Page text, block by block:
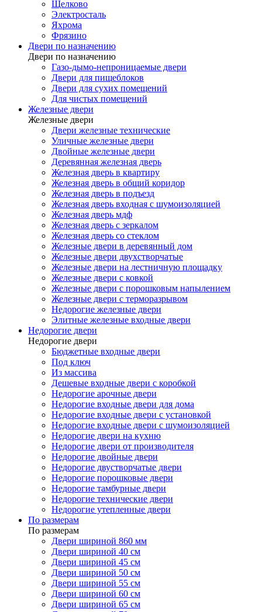
Щелково
Электросталь
Яхрома
Фрязино
Двери по назначению
Двери по назначению
Газо-дымо-непроницаемые двери
Двери для пищеблоков
Двери для сухих помещений
Для чистых помещений
Железные двери
Железные двери
Двери железные технические
Уличные железные двери
Двойные железные двери
Деревянная железная дверь
Железная дверь в квартиру
Железная дверь в общий коридор
Железная дверь в подъезд
Железная дверь входная с шумоизоляцией
Железная дверь мдф
Железная дверь с зеркалом
Железная дверь со стеклом
Железные двери в деревянный дом
Железные двери двухстворчатые
Железные двери на лестничную площадку
Железные двери с ковкой
Железные двери с порошковым напылением
Железные двери с терморазрывом
Недорогие железные двери
Элитные железные входные двери
Недорогие двери
Недорогие двери
Бюджетные входные двери
Под ключ
Из массива
Дешевые входные двери с коробкой
Недорогие арочные двери
Недорогие входные двери для дома
Недорогие входные двери с установкой
Недорогие входные двери с шумоизоляцией
Недорогие двери на кухню
Недорогие двери от производителя
Недорогие двойные двери
Недорогие двустворчатые двери
Недорогие порошковые двери
Недорогие тамбурные двери
Недорогие технические двери
Недорогие утепленные двери
По размерам
По размерам
Двери шириной 860 мм
Двери шириной 40 см
Двери шириной 45 см
Двери шириной 50 см
Двери шириной 55 см
Двери шириной 60 см
Двери шириной 65 см